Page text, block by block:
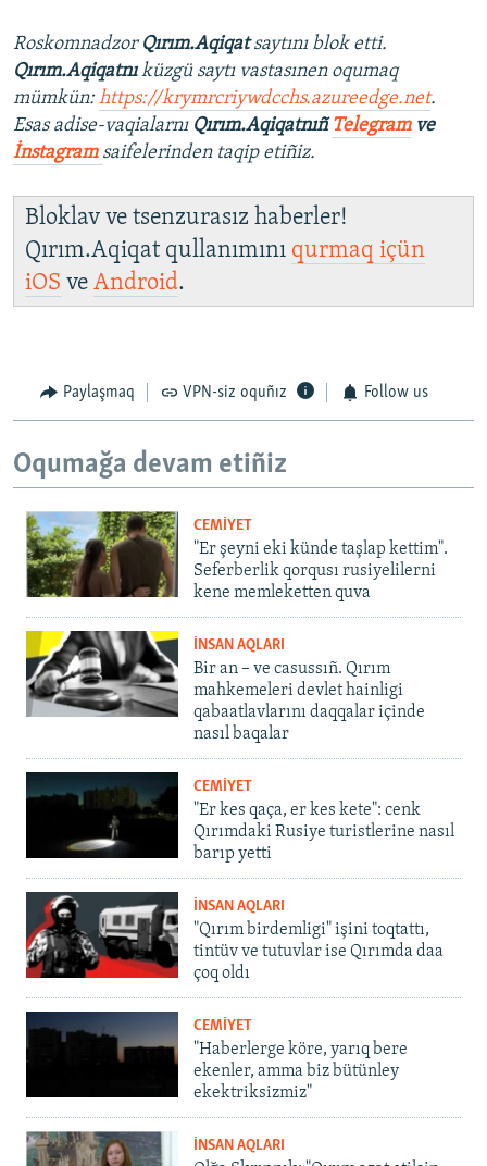
Roskomnadzor Qırım.Aqiqatsaytını blok etti.
Qırım.Aqiqatnıküzgü saytı vastasınen oqumaq
mümkün:https://krymrcriywdcchs.azureedge.net.
Esas adise-vaqialarnı Qırım.Aqiqatnıñ Telegramve
İnstagram saifelerinden taqip etiñiz.
Bloklav ve tsenzurasız haberler!
Qırım.Aqiqat qullanımını qurmaq içün
iOS ve Android.
Paylaşmaq VPN-siz oquñız Follow us
Oqumağa devam etiñiz
CEMİYET
"Er şeyni eki künde taşlap kettim".
Seferberlik qorqusı rusiyelilerni
kene memleketten quva
İNSAN AQLARI
Bir an – ve casussıñ. Qırım
mahkemeleri devlet hainligi
qabaatlavlarını daqqalar içinde
nasıl baqalar
CEMİYET
"Er kes qaça, er kes kete": cenk
Qırımdaki Rusiye turistlerine nasıl
barıp yetti
İNSAN AQLARI
"Qırım birdemligi" işini toqtattı,
tintüv ve tutuvlar ise Qırımda daa
çoq oldı
CEMİYET
"Haberlerge köre, yarıq bere
ekenler, amma biz bütünley
ekektriksizmiz"
İNSAN AQLARI